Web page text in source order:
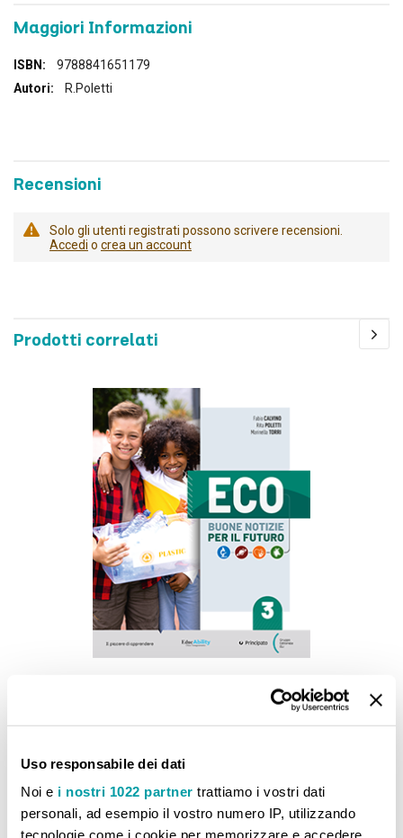
Uso responsabile dei dati
Noi e i nostri 1022 partner trattiamo i vostri dati
personali, ad esempio il vostro numero IP, utilizzando
tecnologie come i cookie per memorizzare e accedere
Maggiori Informazioni
Maggiori
Informazioni
9788841651179
R.Poletti
Recensioni
Solo gli utenti registrati possono scrivere recensioni.
Accedi o crea un account
Prodotti correlati
Aggiungi alla lista desideri Aggiungi al